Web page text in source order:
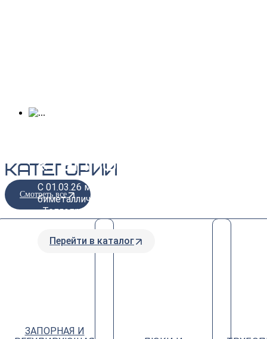
«Теплоприбор»
С 01.03.26 мы являемся дилерами
биметаллических радиаторов бренда
«Теплоприбор»
Перейти в каталог
Категории
Смотреть все
ЗАПОРНАЯ И